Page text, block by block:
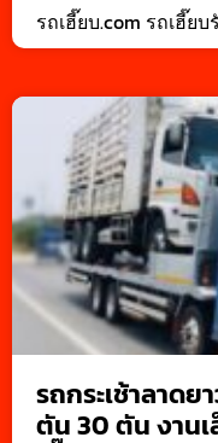
รถเฮี๊ยบ.com รถเฮี๊ย
รถกระเช้าลาดย
ตัน 30 ตัน งาน